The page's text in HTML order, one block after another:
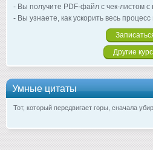
- Вы получите PDF-файл с чек-листом
- Вы узнаете, как ускорить весь процесс
Другие
Умные цитаты
Тот, который передвигает горы, сначала